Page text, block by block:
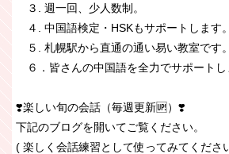
３. 週一回、少人数制。
４. 中国語検定・HSKもサポートします。
５. 札幌駅から直通の通い易い教室です。
６．皆さんの中国語を全力でサポートし
❣️楽しい旬の会話（毎週更新🆙）❣️
下記のブログを開いてご覧ください。
( 楽しく会話練習として使ってみてくださ